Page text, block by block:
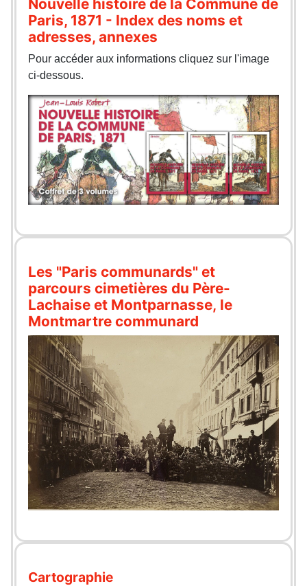
Nouvelle histoire de la Commune de
Paris, 1871 - Index des noms et
adresses, annexes
Pour accéder aux informations cliquez sur l'image
ci-dessous.
Les "Paris communards" et
parcours cimetières du Père-
Lachaise et Montparnasse, le
Montmartre communard
Cartographie